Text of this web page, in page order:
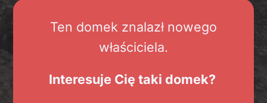
Ten domek znalazł nowego
właściciela.
Interesuje Cię taki domek?